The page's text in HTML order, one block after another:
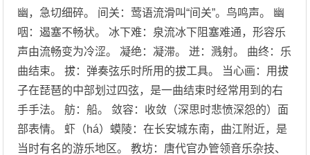
幽，急切细碎。 间关：莺语流滑叫“间关”。鸟鸣声。 幽
咽：遏塞不畅状。 冰下难：泉流冰下阻塞难通，形容乐
声由流畅变为冷涩。 凝绝：凝滞。 迸：溅射。 曲终：乐
曲结束。 拔：弹奏弦乐时所用的拔工具。 当心画：用拔
子在琵琶的中部划过四弦，是一曲结束时经常用到的右
手手法。 舫：船。 敛容：收敛（深思时悲愤深怨的）面
部表情。 虾（há）蟆陵：在长安城东南，曲江附近，是
当时有名的游乐地区。 教坊：唐代官办管领音乐杂技、